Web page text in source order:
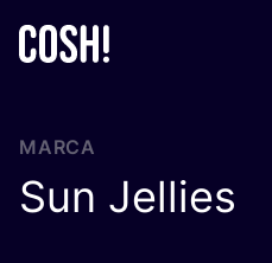
MARCA
Sun Jellies